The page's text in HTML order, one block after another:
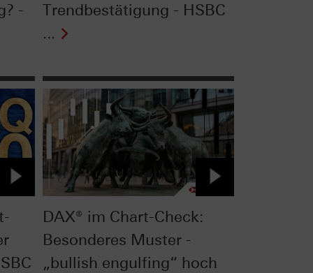
-
Trendbestätigung - HSBC
...
DAX® im Chart-Check:
Besonderes Muster -
„bullish engulfing“ hoch